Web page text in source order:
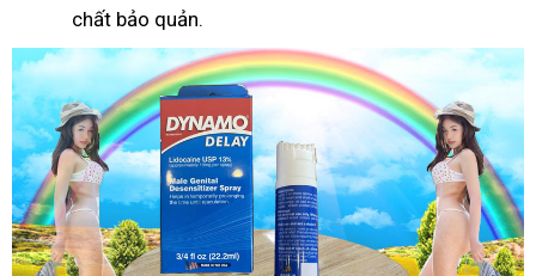
chất bảo quản.